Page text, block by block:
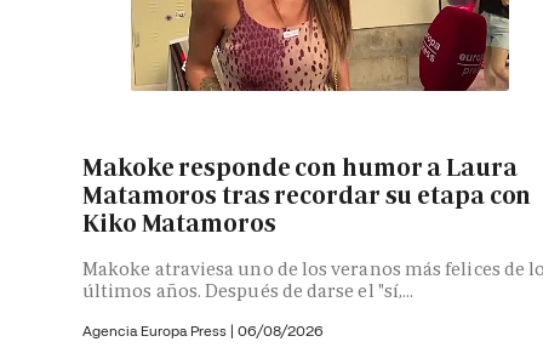
Makoke responde con humor a Laura
Matamoros tras recordar su etapa con
Kiko Matamoros
Makoke atraviesa uno de los veranos más felices de
últimos años. Después de darse el "sí,...
Agencia Europa Press | 06/08/2026